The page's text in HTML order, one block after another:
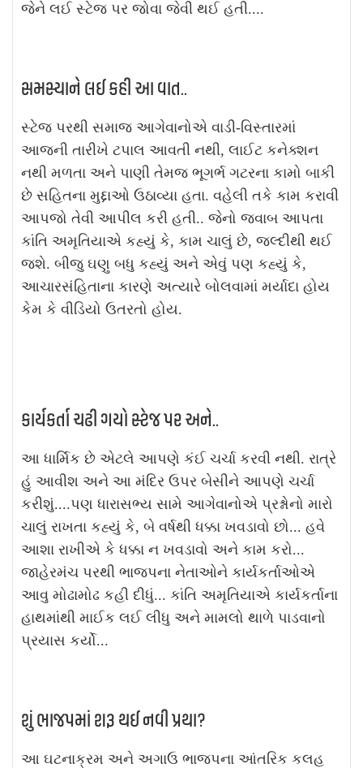
જેને લઈ સ્ટેજ પર જોવા જેવી થઈ હતી....
સમસ્યાને લઈ કહી આ વાત..
સ્ટેજ પરથી સમાજ આગેવાનોએ વાડી-વિસ્તારમાં
આજની તારીખે ટપાલ આવતી નથી, લાઈટ કનેક્શન
નથી મળતા અને પાણી તેમજ ભૂગર્ભ ગટરના કામો બાકી
છે સહિતના મુદ્દાઓ ઉઠાવ્યા હતા. વહેલી તકે કામ કરાવી
આપજો તેવી આપીલ કરી હતી.. જેનો જવાબ આપતા
કાંતિ અમૃતિયાએ કહ્યું કે, કામ ચાલું છે, જલ્દીથી થઈ
જશે. બીજુ ઘણુ બધુ કહ્યું અને એવું પણ કહ્યું કે,
આચારસંહિતાના કારણે અત્યારે બોલવામાં મર્યાદા હોય
કેમ કે વીડિયો ઉતરતો હોય.
કાર્યકર્તા ચઢી ગયો સ્ટેજ પર અને..
આ ધાર્મિક છે એટલે આપણે કંઈ ચર્ચા કરવી નથી. રાત્રે
હું આવીશ અને આ મંદિર ઉપર બેસીને આપણે ચર્ચા
કરીશું....પણ ધારાસભ્ય સામે આગેવાનોએ પ્રશ્નોનો મારો
ચાલું રાખતા કહ્યું કે, બે વર્ષથી ધક્કા ખવડાવો છો... હવે
આશા રાખીએ કે ધક્કા ન ખવડાવો અને કામ કરો...
જાહેરમંચ પરથી ભાજપના નેતાઓને કાર્યકર્તાઓએ
આવુ મોઢામોઢ કહી દીધું... કાંતિ અમૃતિયાએ કાર્યકર્તાના
હાથમાંથી માઈક લઈ લીધુ અને મામલો થાળે પાડવાનો
પ્રયાસ કર્યો...
શું ભાજપમાં શરૂ થઈ નવી પ્રથા?
આ ઘટનાક્રમ અને અગાઉ ભાજપના આંતરિક કલહ